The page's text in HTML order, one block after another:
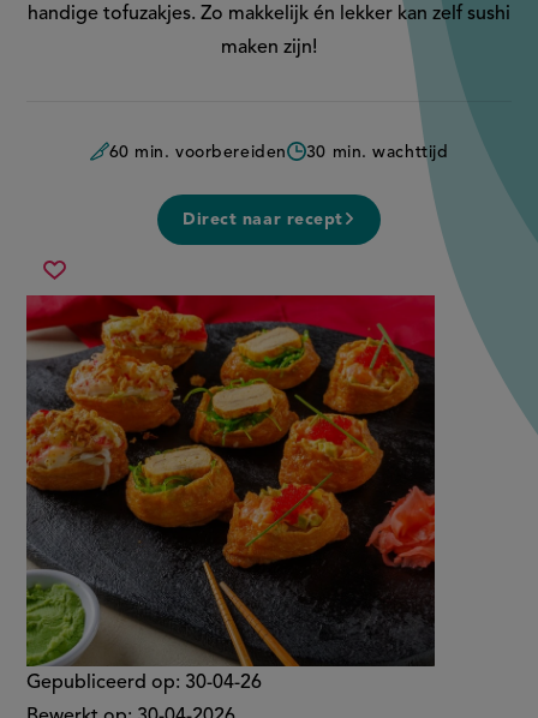
handige tofuzakjes. Zo makkelijk én lekker kan zelf sushi
maken zijn!
60 min. voorbereiden 30 min. wachttijd
Direct naar recept
Sla
recept
op
inari
sushi
Gepubliceerd op: 30-04-26